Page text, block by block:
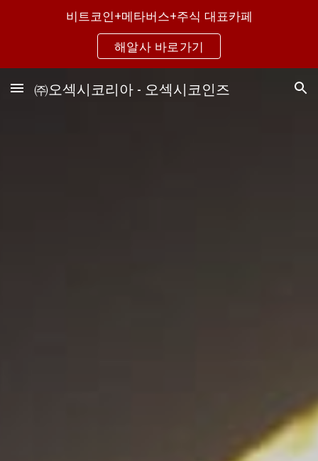
Skip to main content Skip to navigation
비트코인+메타버스+주식 대표카페
해알사 바로가기
㈜오섹시코리아 - 오섹시코인즈